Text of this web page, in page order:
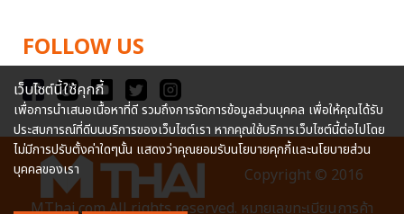
FOLLOW US
Copyright © 2016
MThai.com All rights reserved. หมายเลขทะเบียนการค้า
เว็บไซต์นี้ใช้คุกกี้
เพื่อการนำเสนอเนื้อหาที่ดี รวมถึงการจัดการข้อมูลส่วนบุคคล เพื่อให้คุณได้รับ
ประสบการณ์ที่ดีบนบริการของเว็บไซต์เรา หากคุณใช้บริการเว็บไซต์นี้ต่อไปโดย
ไม่มีการปรับตั้งค่าใดๆนั้น แสดงว่าคุณยอมรับนโยบายคุกกี้และนโยบายส่วน
บุคคลของเรา